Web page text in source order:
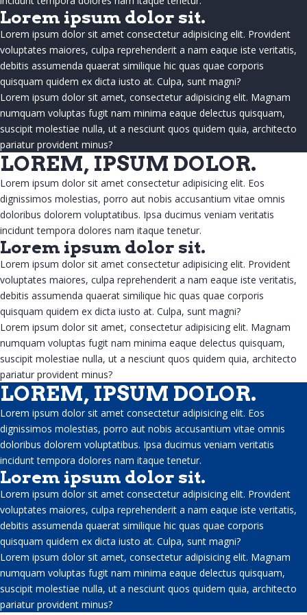
Commerciales, industrielles et
institutionnelles
Multilogement
SERVICES PRÉVENTIFS
RÉALISATIONS
CARRIÈRES
CONTACT
Lorem ipsum dolor sit.
Lorem ipsum dolor sit amet consectetur adipisicing elit. Provident
voluptates maiores, culpa reprehenderit a nam eaque iste veritatis,
debitis assumenda quaerat similique hic quas quae corporis
quisquam quidem ex dicta iusto at. Culpa, sunt magni?
Lorem ipsum dolor sit amet, consectetur adipisicing elit. Magnam
numquam voluptas fugit nam minima eaque delectus quisquam,
suscipit molestiae nulla, ut a nesciunt quos quidem quia, architecto
pariatur provident minus?
LOREM, IPSUM DOLOR.
Lorem ipsum dolor sit amet consectetur adipisicing elit. Eos
dignissimos molestias, porro aut nobis accusantium vitae omnis
doloribus dolorem voluptatibus. Ipsa ducimus veniam veritatis
incidunt tempora dolores nam itaque tenetur.
Lorem ipsum dolor sit.
Lorem ipsum dolor sit amet consectetur adipisicing elit. Provident
voluptates maiores, culpa reprehenderit a nam eaque iste veritatis,
debitis assumenda quaerat similique hic quas quae corporis
quisquam quidem ex dicta iusto at. Culpa, sunt magni?
Lorem ipsum dolor sit amet, consectetur adipisicing elit. Magnam
numquam voluptas fugit nam minima eaque delectus quisquam,
suscipit molestiae nulla, ut a nesciunt quos quidem quia, architecto
pariatur provident minus?
LOREM, IPSUM DOLOR.
Lorem ipsum dolor sit amet consectetur adipisicing elit. Eos
dignissimos molestias, porro aut nobis accusantium vitae omnis
doloribus dolorem voluptatibus. Ipsa ducimus veniam veritatis
incidunt tempora dolores nam itaque tenetur.
Lorem ipsum dolor sit.
Lorem ipsum dolor sit amet consectetur adipisicing elit. Provident
voluptates maiores, culpa reprehenderit a nam eaque iste veritatis,
debitis assumenda quaerat similique hic quas quae corporis
quisquam quidem ex dicta iusto at. Culpa, sunt magni?
Lorem ipsum dolor sit amet, consectetur adipisicing elit. Magnam
numquam voluptas fugit nam minima eaque delectus quisquam,
suscipit molestiae nulla, ut a nesciunt quos quidem quia, architecto
pariatur provident minus?